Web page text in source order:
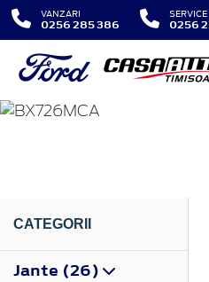
VANZARI
0256 285 386
SERVICE
0256
PUMA
CATEGORII
Jante (26)